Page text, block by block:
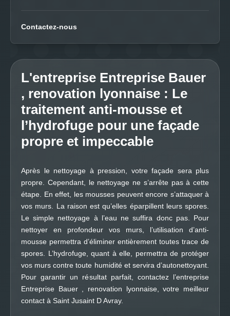
Contactez-nous
L'entreprise Entreprise Bauer
, renovation lyonnaise : Le
traitement anti-mousse et
l’hydrofuge pour une façade
propre et impeccable
Après le nettoyage à pression, votre façade sera plus
propre. Cependant, le nettoyage ne s’arrête pas à cette
étape. En effet, les mousses peuvent encore s’attaquer à
vos murs. La raison est qu’elles éparpillent leurs spores.
Le simple nettoyage à l’eau ne suffira donc pas. Pour
nettoyer en profondeur vos murs, l’utilisation d’anti-
mousse permettra d’éliminer entièrement toutes trace de
spores. L’hydrofuge, quant à elle, permettra de protéger
vos murs contre toute humidité et servira d’autonettoyant.
Pour garantir un résultat parfait, contactez l’entreprise
Entreprise Bauer , renovation lyonnaise, votre meilleur
contact à Saint Jusaint D Avray.